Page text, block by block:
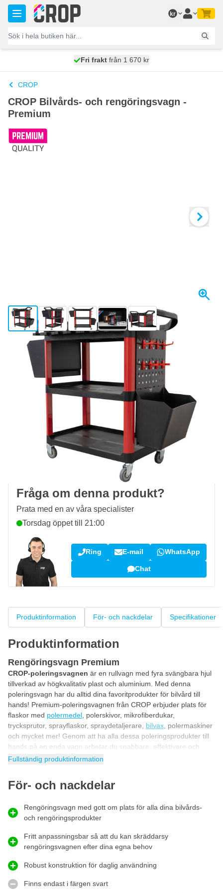
Hoppa till innehållet
kr
skickas idag
Fri frakt från 1 670 kr
100 dagars
CROP
CROP Bilvårds- och rengöringsvagn -
Premium
View larger imageView larger imageView larger imageView larger imageView larger image
+7
I lager
1 428,41kr
Lägg till i kundvagn
Beställ före 23:59,skickas idag
från 1 670 kr
100 dagarsretur- och bytesrätt
(7 064 recensioner)
Fråga om denna produkt?
Prata med en av våra specialister
Torsdag öppet till 21:00
Ring E-mail WhatsApp
Chat
Produktinformation För- och nackdelar Specifikationer
Produktinformation
Rengöringsvagn Premium
CROP-poleringsvagnen är en rullvagn med fyra svängbara hjul
tillverkad av högkvalitativ plast och aluminium. Med denna
poleringsvagn har du alltid dina favoritprodukter för bilvård till
hands! Premium-poleringsvagnen från CROP erbjuder plats för
flaskor med polermedel, polerskivor, mikrofiberdukar,
trycksprutor, sprayflaskor, spraydetaljerare, bilvax, polermaskiner
och mycket mer! Genom att ha alla dessa poleringsprodukter till
hands på en enda vagn arbetar du snabbare, effektivare och
enklare som en riktig professionell bilvårdare!
vill!
den. Tack vare denna mångsidighet kan du själv konfigurera
vagnarna så att de passar dina produkter och maskiner på bästa
6 hållarna, 2 lådorna och 4 krokarna med klämmor kan också
placeras efter eget önskemål, anpassat efter de produkter du har.
Kan även användas som verktygsvagn
CROP-städvagnen är en rullvagn som även kan användas som
verktygsvagn. Tack vare den robusta konstruktionen är denna
Fullständig produktinformation
För- och nackdelar
Rengöringsvagn med gott om plats för alla dina bilvårds-
och rengöringsprodukter
Fritt anpassningsbar så att du kan skräddarsy
rengöringsvagnen efter dina egna behov
Robust konstruktion för daglig användning
Finns endast i färgen svart